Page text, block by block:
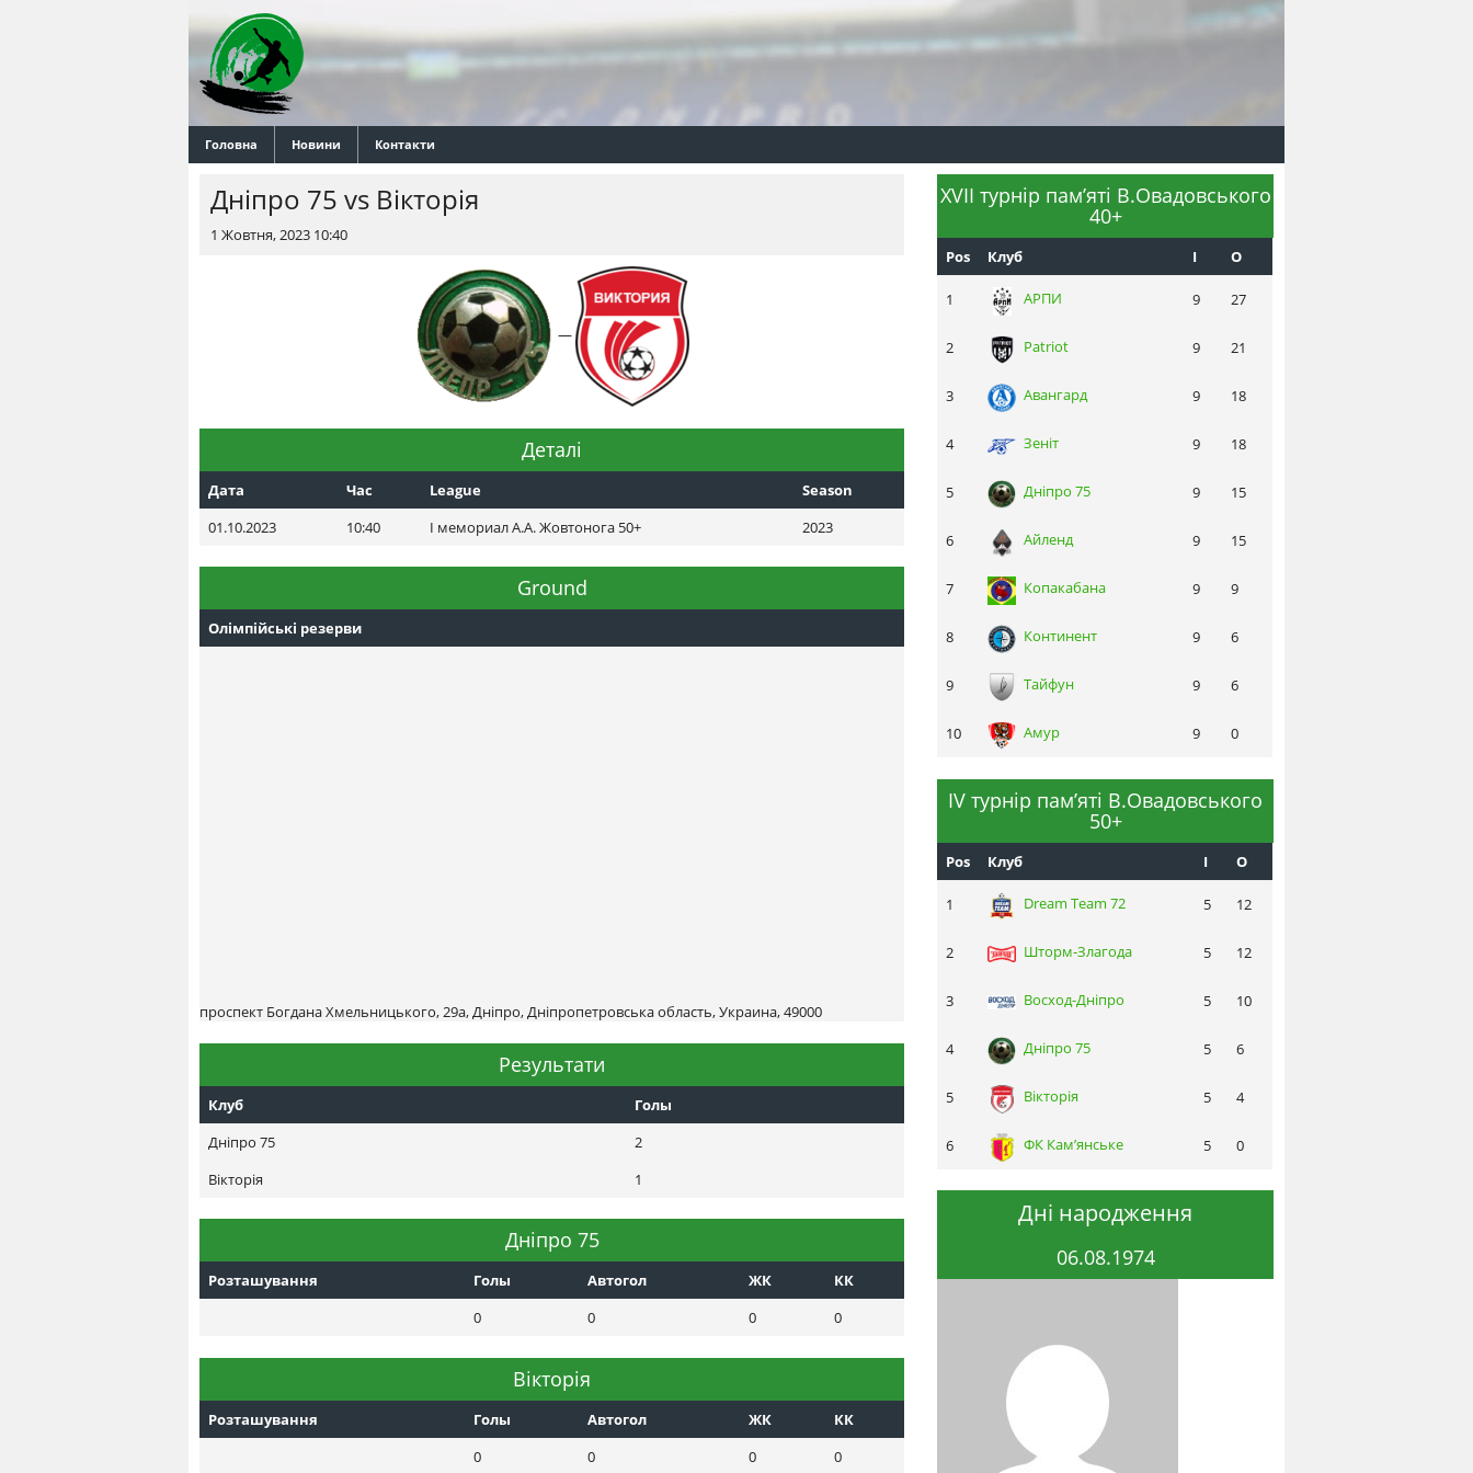
Головна Новини Контакти
Днiпро 75 vs Вiкторiя
1 Жовтня, 2023 10:40
—
Деталі
Дата Час League
Season
01.10.2023
10:40 I мемориал А.А. Жовтонога 50+ 2023
Ground
Олімпійські резерви
проспект Богдана Хмельницького, 29а, Дніпро, Дніпропетровська область, Украина, 49000
Результати
Клуб
Голы
Днiпро 75
2
Вікторія
1
Днiпро 75
Розташування Голы Автогол ЖК
КК
0
0 0 0
Вікторія
Розташування Голы Автогол ЖК
КК
0
0 0 0
XVII турнір пам’яті В.Овадовського
40+
Pos Клуб I О
1 АРПИ 9 27
2 Patriot 9 21
3 Авангард 9 18
4 Зеніт 9 18
5 Днiпро 75 9 15
6 Айленд 9 15
7 Копакабана 9 9
8 Континент 9 6
9 Тайфун 9 6
10 Амур 9 0
ІV турнір пам’яті В.Овадовського
50+
Pos Клуб I О
1 Dream Team 72 5 12
2 Шторм-Злагода 5 12
3 Восход-Днiпро 5 10
4 Днiпро 75 5 6
5 Вікторія 5 4
6 ФК Кам’янське 5 0
Дні народження
06.08.1974